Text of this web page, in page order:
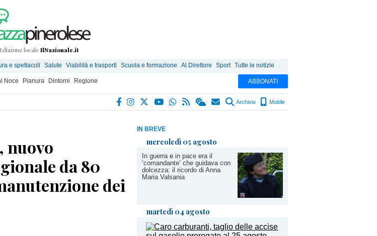
Edizione locale IlNazionale.it
e spettacoli Salute Viabilità e trasporti Scuola e formazione Al Direttore Sport Tutte le notizie
Noce Pianura Dintorni Regione ABBONATI
Archivio Mobile
IN BREVE
mercoledì 05 agosto
In guerra e in pace era il
‘comandante’ che guidava con
dolcezza: il ricordo di Anna
Maria Valsania
martedì 04 agosto
nuovo
da 80
dei